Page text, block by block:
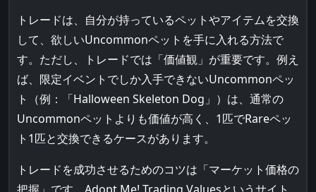
トレードは、自分が持っているペットやアイテムを交換
して、欲しいUncommonペットを手に入れる方法で
す。ただし、トレードでは「価値観」が重要です。例え
ば、限定イベントでしか入手できないUncommonペッ
ト（例：「Halloween Skeleton Dog」）は、通常の
Uncommonペットよりも価値が高く、1匹でRareペッ
ト1匹と交換できるケースがあります。
トレードを成功させるためのコツは「マーケット価格の